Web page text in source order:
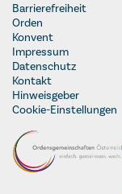
Barrierefreiheit
Orden
Konvent
Impressum
Datenschutz
Kontakt
Hinweisgeber
Cookie-Einstellungen